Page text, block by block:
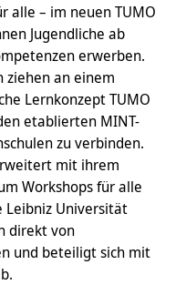
alle – im neuen TUMO
Jugendliche ab
erwerben.
ziehen an einem
Lernkonzept TUMO
etablierten MINT-
zu verbinden.
mit ihrem
Workshops für alle
Leibniz Universität
direkt von
und beteiligt sich mit